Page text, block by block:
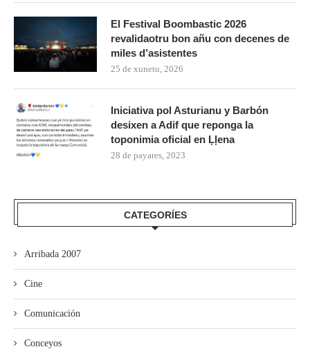
El Festival Boombastic 2026
revalidaotru bon añu con decenes de
miles d’asistentes
25 de xunetu, 2026
Iniciativa pol Asturianu y Barbón
desixen a Adif que reponga la
toponimia oficial en Ḷḷena
28 de payares, 2023
CATEGORÍES
Arribada 2007
Cine
Comunicación
Conceyos